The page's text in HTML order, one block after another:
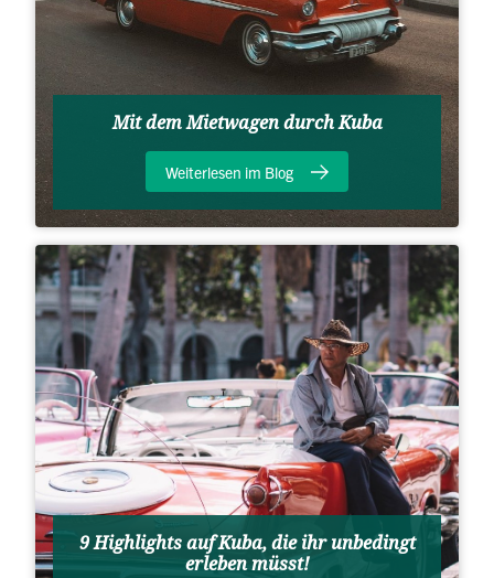
Mit dem Mietwagen durch Kuba
Weiterlesen im Blog
9 Highlights auf Kuba, die ihr unbedingt
erleben müsst!